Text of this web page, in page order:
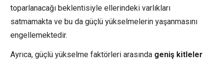
toparlanacağı beklentisiyle ellerindeki varlıkları
satmamakta ve bu da güçlü yükselmelerin yaşanmasını
engellemektedir.
Ayrıca, güçlü yükselme faktörleri arasında geniş kitleler